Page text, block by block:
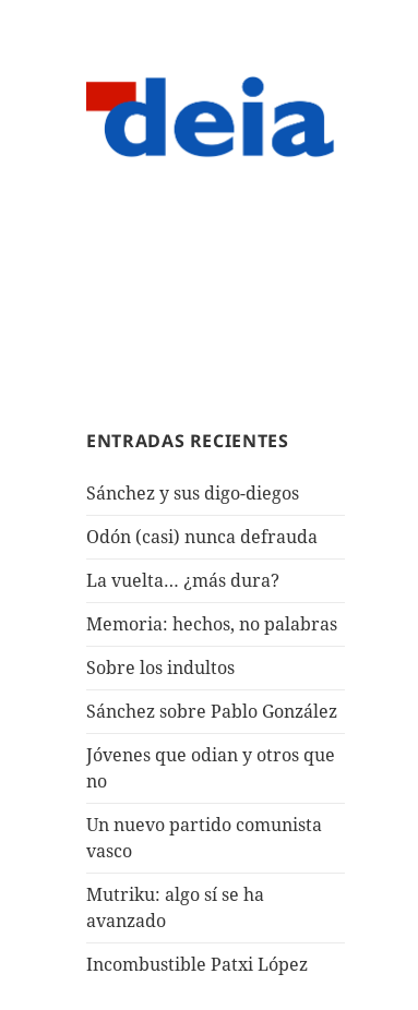
ENTRADAS RECIENTES
Sánchez y sus digo-diegos
Odón (casi) nunca defrauda
La vuelta… ¿más dura?
Memoria: hechos, no palabras
Sobre los indultos
Sánchez sobre Pablo González
Jóvenes que odian y otros que
no
Un nuevo partido comunista
vasco
Mutriku: algo sí se ha
avanzado
Incombustible Patxi López